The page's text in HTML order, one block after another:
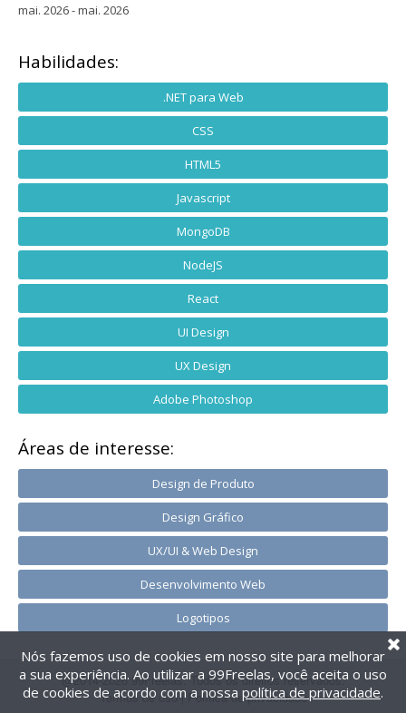
mai. 2026 - mai. 2026
Habilidades:
.NET para Web
CSS
HTML5
Javascript
MongoDB
NodeJS
React
UI Design
UX Design
Adobe Photoshop
Áreas de interesse:
Design de Produto
Design Gráfico
UX/UI & Web Design
Desenvolvimento Web
Logotipos
@2014-2026 99Freelas. Todos os direitos reservados.
Termos de uso| Política de privacidade
Nós fazemos uso de cookies em nosso site para melhorar
a sua experiência. Ao utilizar a 99Freelas, você aceita o uso
de cookies de acordo com a nossa política de privacidade.